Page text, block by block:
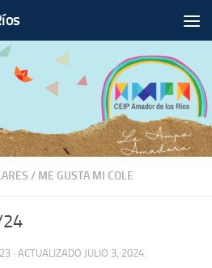
/ ME GUSTA MI COLE
· ACTUALIZADO JULIO 3, 2024